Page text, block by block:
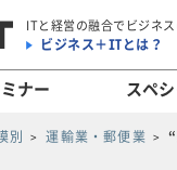
ITと経営の融合でビジネ
ビジネス＋ITとは？
ナー スペ
別 運輸業・郵便業